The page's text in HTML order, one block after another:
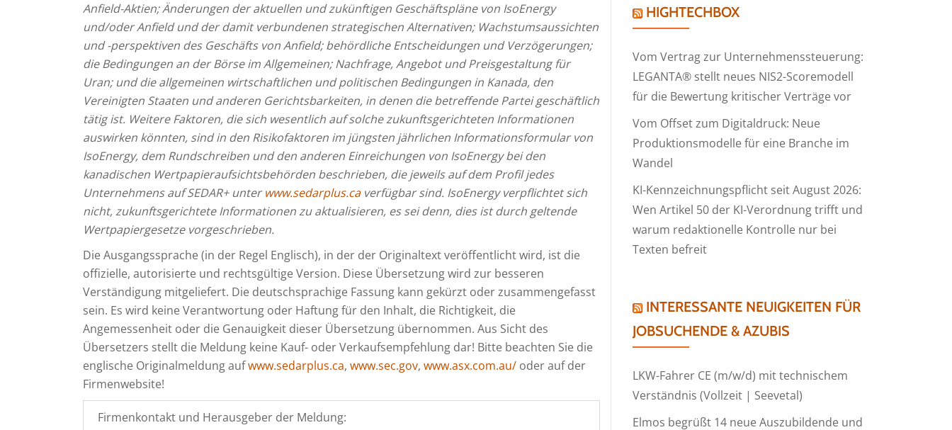
Anfield-Aktien; Änderungen der aktuellen und zukünftigen Geschäftspläne von IsoEnergy
und/oder Anfield und der damit verbundenen strategischen Alternativen; Wachstumsaussichten
und -perspektiven des Geschäfts von Anfield; behördliche Entscheidungen und Verzögerungen;
die Bedingungen an der Börse im Allgemeinen; Nachfrage, Angebot und Preisgestaltung für
Uran; und die allgemeinen wirtschaftlichen und politischen Bedingungen in Kanada, den
Vereinigten Staaten und anderen Gerichtsbarkeiten, in denen die betreffende Partei geschäftlich
tätig ist. Weitere Faktoren, die sich wesentlich auf solche zukunftsgerichteten Informationen
auswirken könnten, sind in den Risikofaktoren im jüngsten jährlichen Informationsformular von
IsoEnergy, dem Rundschreiben und den anderen Einreichungen von IsoEnergy bei den
kanadischen Wertpapieraufsichtsbehörden beschrieben, die jeweils auf dem Profil jedes
Unternehmens auf SEDAR+ unterwww.sedarplus.caverfügbar sind. IsoEnergy verpflichtet sich
nicht, zukunftsgerichtete Informationen zu aktualisieren, es sei denn, dies ist durch geltende
Wertpapiergesetze vorgeschrieben.
Die Ausgangssprache (in der Regel Englisch), in der der Originaltext veröffentlicht wird, ist die
offizielle, autorisierte und rechtsgültige Version. Diese Übersetzung wird zur besseren
Verständigung mitgeliefert. Die deutschsprachige Fassung kann gekürzt oder zusammengefasst
sein. Es wird keine Verantwortung oder Haftung für den Inhalt, die Richtigkeit, die
Angemessenheit oder die Genauigkeit dieser Übersetzung übernommen. Aus Sicht des
Übersetzers stellt die Meldung keine Kauf- oder Verkaufsempfehlung dar! Bitte beachten Sie die
englische Originalmeldung aufwww.sedarplus.ca, www.sec.gov, www.asx.com.au/ oder auf der
Firmenwebsite!
Firmenkontakt und Herausgeber der Meldung:
HIGHTECHBOX
Vom Vertrag zur Unternehmenssteuerung:
LEGANTA® stellt neues NIS2-Scoremodell
für die Bewertung kritischer Verträge vor
Vom Offset zum Digitaldruck: Neue
Produktionsmodelle für eine Branche im
Wandel
KI-Kennzeichnungspflicht seit August 2026:
Wen Artikel 50 der KI-Verordnung trifft und
warum redaktionelle Kontrolle nur bei
Texten befreit
INTERESSANTE NEUIGKEITEN FÜR
JOBSUCHENDE & AZUBIS
LKW-Fahrer CE (m/w/d) mit technischem
Verständnis (Vollzeit | Seevetal)
Elmos begrüßt 14 neue Auszubildende und